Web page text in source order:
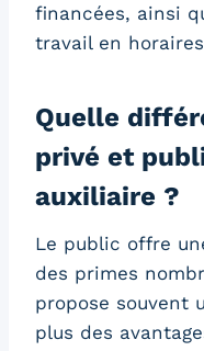
financées, ainsi
travail en
Quelle
privé et
auxiliaire ?
Le public offre
des primes
propose souvent
plus des